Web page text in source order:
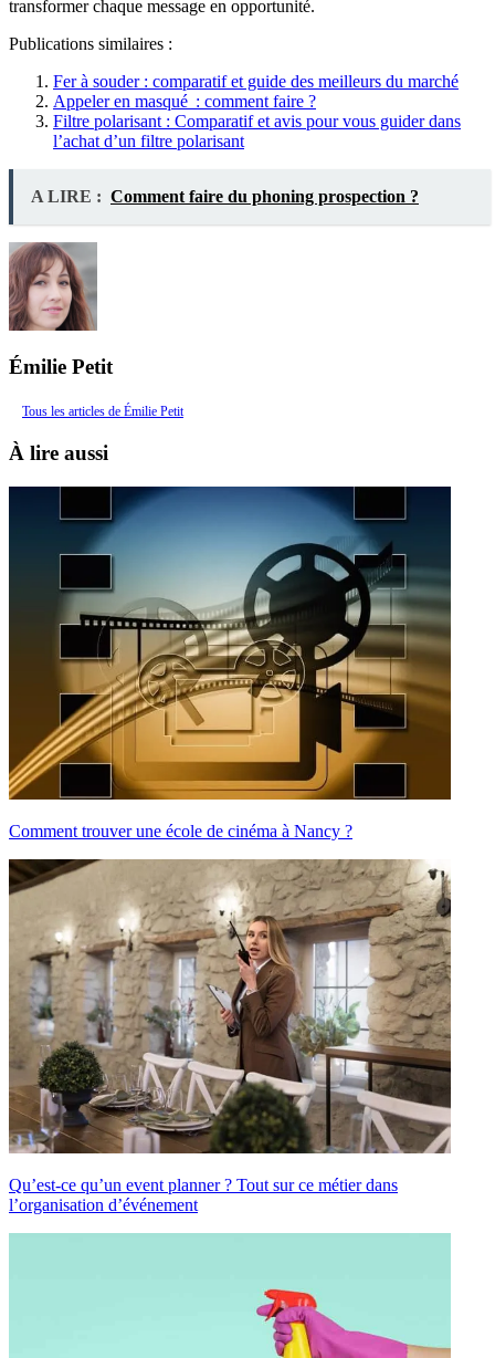
transformer chaque message en opportunité.
Publications similaires :
Fer à souder : comparatif et guide des meilleurs du marché
Appeler en masqué : comment faire ?
Filtre polarisant : Comparatif et avis pour vous guider dans
l’achat d’un filtre polarisant
A LIRE : Comment faire du phoning prospection ?
Émilie Petit
Tous les articles de Émilie Petit
À lire aussi
Comment trouver une école de cinéma à Nancy ?
Qu’est-ce qu’un event planner ? Tout sur ce métier dans
l’organisation d’événement